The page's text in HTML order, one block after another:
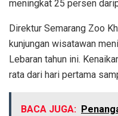
meningkat 25 persen
Direktur Semarang Zoo
kunjungan wisatawan
Lebaran tahun ini.
rata dari hari pertama
BACA JUGA: